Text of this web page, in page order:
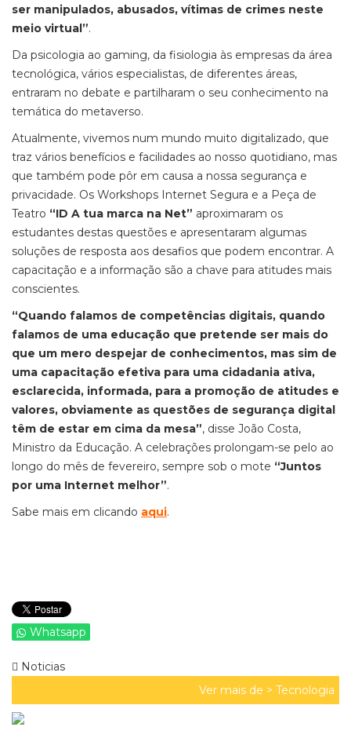
ser manipulados, abusados, vítimas de crimes neste
meio virtual”.
Da psicologia ao gaming, da fisiologia às empresas da área
tecnológica, vários especialistas, de diferentes áreas,
entraram no debate e partilharam o seu conhecimento na
temática do metaverso.
Atualmente, vivemos num mundo muito digitalizado, que
traz vários benefícios e facilidades ao nosso quotidiano, mas
que também pode pôr em causa a nossa segurança e
privacidade. Os Workshops Internet Segura e a Peça de
Teatro “ID A tua marca na Net” aproximaram os
estudantes destas questões e apresentaram algumas
soluções de resposta aos desafios que podem encontrar. A
capacitação e a informação são a chave para atitudes mais
conscientes.
“Quando falamos de competências digitais, quando
falamos de uma educação que pretende ser mais do
que um mero despejar de conhecimentos, mas sim de
uma capacitação efetiva para uma cidadania ativa,
esclarecida, informada, para a promoção de atitudes e
valores, obviamente as questões de segurança digital
têm de estar em cima da mesa”, disse João Costa,
Ministro da Educação. A celebrações prolongam-se pelo ao
longo do mês de fevereiro, sempre sob o mote “Juntos
por uma Internet melhor”.
Sabe mais em clicando aqui.
Whatsapp
Noticias
Ver mais de > Tecnologia